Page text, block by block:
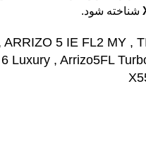
شناخته شود.
ARRIZO 5 IE FL2 MY ,
Luxury , Arrizo5FL